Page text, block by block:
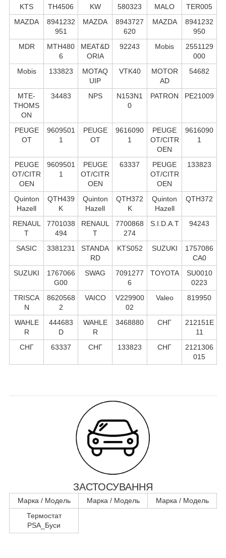
KTS TH4506 KW 580323 MALO
TER005
MAZDA
8941232
951
MAZDA
8943727
620
MAZDA
8941232
950
MDR
MTH480
6
MEAT&D
ORIA
92243 Mobis
2551129
000
Mobis
133823
MOTAQ
UIP
VTK40
MOTOR
AD
54682
MTE-
THOMS
ON
34483 NPS
N153N1
0
PATRON PE21009
PEUGE
OT
9609501
1
PEUGE
OT
9616090
1
PEUGE
OT/CITR
OEN
9616090
1
PEUGE
OT/CITR
OEN
9609501
1
PEUGE
OT/CITR
OEN
63337
PEUGE
OT/CITR
OEN
133823
Quinton
Hazell
QTH439
K
Quinton
Hazell
QTH372
K
Quinton
Hazell
QTH372
RENAUL
T
7701038
494
RENAUL
T
7700868
274
S.I.D.A.T 94243
SASIC 3381231
STANDA
RD
KTS052 SUZUKI
1757086
CA0
SUZUKI
1767066
G00
SWAG
7091277
6
TOYOTA
SU0010
0223
TRISCA
N
8620568
2
VAICO
V229900
02
Valeo 819950
WAHLE
R
444683
D
WAHLE
R
3468880 СНГ
212151E
11
СНГ
63337 СНГ 133823 СНГ
2121306
015
ЗАСТОСУВАННЯ
Марка / Модель Марка / Модель
Марка / Модель
Термостат
PSA_Буси